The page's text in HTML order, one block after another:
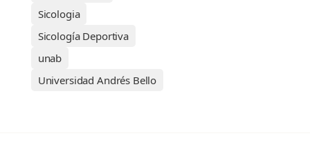
Sicologia
Sicología Deportiva
unab
Universidad Andrés Bello